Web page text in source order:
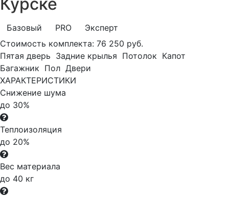
Базовый PRO
Эксперт
Стоимость комплекта: 76 250 руб.
Пятая дверь Задние крылья Потолок Капот
Багажник Пол Двери
ХАРАКТЕРИСТИКИ
Снижение шума
до 30%
Теплоизоляция
до 20%
Вес материала
до 40 кг